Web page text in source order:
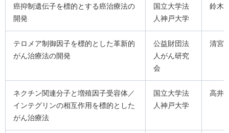
癌抑制遺伝子を標的とする癌治療法の
開発
国立大学法
人神戸大学
鈴木
テロメア制御因子を標的とした革新的
がん治療法の開発
公益財団法
人がん研究
会
清宮
ネクチン関連分子と増殖因子受容体／
インテグリンの相互作用を標的とした
がん治療法
国立大学法
人神戸大学
高井